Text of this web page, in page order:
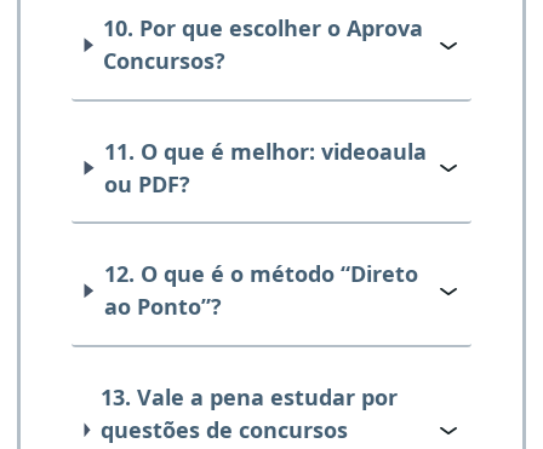
10. Por que escolher o Aprova
Concursos?
11. O que é melhor: videoaula
ou PDF?
12. O que é o método “Direto
ao Ponto”?
13. Vale a pena estudar por
questões de concursos